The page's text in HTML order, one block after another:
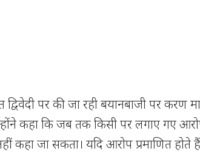
द्विवेदी पर की जा रही बयानबाजी पर करण
कहा कि जब तक किसी पर लगाए गए
कहा जा सकता। यदि आरोप प्रमाणित होते